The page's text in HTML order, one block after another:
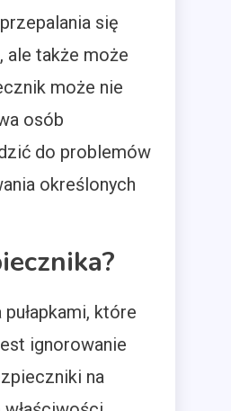
się
ale także może
może nie
osób
do problemów
określonych
które
ignorowanie
na